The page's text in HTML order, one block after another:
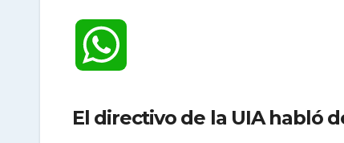
El directivo de la UIA habló